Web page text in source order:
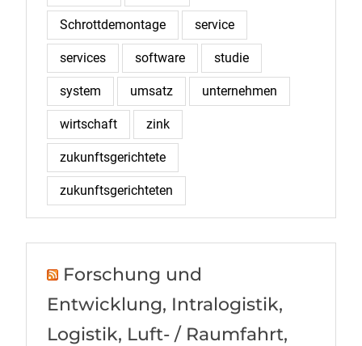
Schrottdemontage service
services software studie
system umsatz unternehmen
wirtschaft zink
zukunftsgerichtete
zukunftsgerichteten
Forschung und
Entwicklung, Intralogistik,
Logistik, Luft- / Raumfahrt,